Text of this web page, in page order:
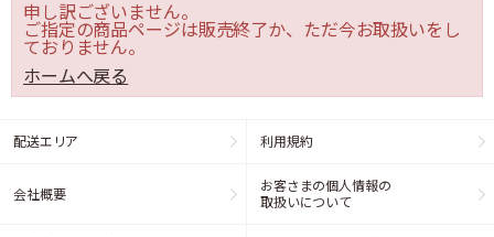
申し訳ございません。
ご指定の商品ページは販売終了か、ただ今お取扱いをし
ておりません。
ホームへ戻る
配送エリア 利用規約
会社概要
お客さまの個人情報の
取扱いについて